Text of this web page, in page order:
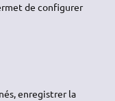
de configurer
enregistrer la